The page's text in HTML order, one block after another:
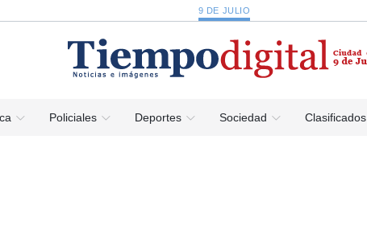
9 DE JULIO
Policiales Deportes Sociedad Clasificados